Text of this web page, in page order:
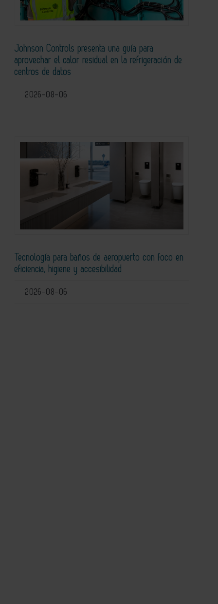
Johnson Controls presenta una guía para
aprovechar el calor residual en la refrigeración de
centros de datos
2026-08-06
Tecnología para baños de aeropuerto con foco en
eficiencia, higiene y accesibilidad
2026-08-06